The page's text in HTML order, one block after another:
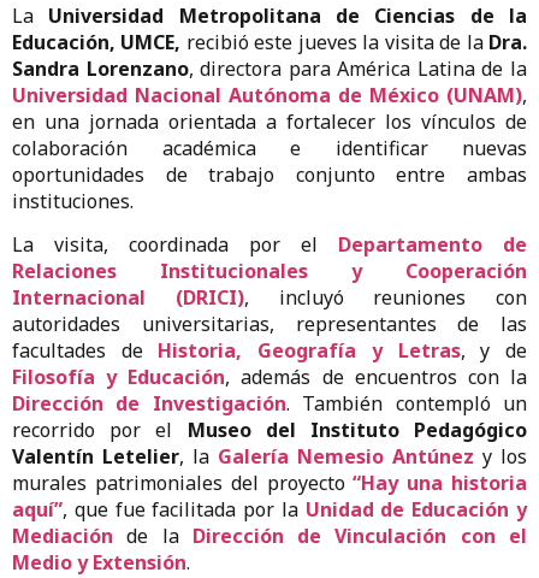
La Universidad Metropolitana de Ciencias de la
Educación, UMCE, recibió este jueves la visita de la Dra.
Sandra Lorenzano, directora para América Latina de la
Universidad Nacional Autónoma de México (UNAM),
en una jornada orientada a fortalecer los vínculos de
colaboración académica e identificar nuevas
oportunidades de trabajo conjunto entre ambas
instituciones.
La visita, coordinada por el Departamento de
Relaciones Institucionales y Cooperación
Internacional (DRICI), incluyó reuniones con
autoridades universitarias, representantes de las
facultades de Historia, Geografía y Letras, y de
Filosofía y Educación, además de encuentros con la
Dirección de Investigación. También contempló un
recorrido por el Museo del Instituto Pedagógico
Valentín Letelier, la Galería Nemesio Antúnez y los
murales patrimoniales del proyecto “Hay una historia
aquí”, que fue facilitada por la Unidad de Educación y
Mediación de la Dirección de Vinculación con el
Medio y Extensión.